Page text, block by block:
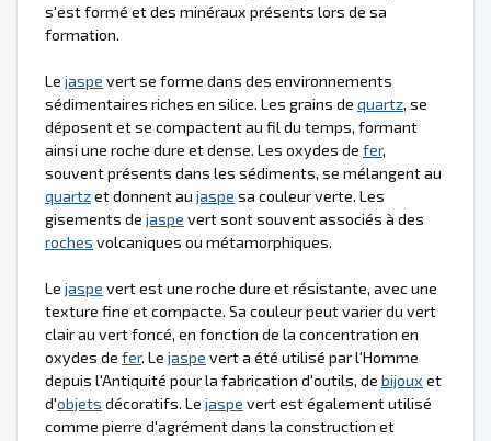
s'est formé et des minéraux présents lors de sa
formation.
Le jaspe vert se forme dans des environnements
sédimentaires riches en silice. Les grains de quartz, se
déposent et se compactent au fil du temps, formant
ainsi une roche dure et dense. Les oxydes de fer,
souvent présents dans les sédiments, se mélangent au
quartzet donnent au jaspe sa couleur verte. Les
gisements de jaspe vert sont souvent associés à des
roches volcaniques ou métamorphiques.
Le jaspe vert est une roche dure et résistante, avec une
texture fine et compacte. Sa couleur peut varier du vert
clair au vert foncé, en fonction de la concentration en
oxydes de fer. Le jaspe vert a été utilisé par l'Homme
depuis l'Antiquité pour la fabrication d'outils, de bijoux et
d'objets décoratifs. Le jaspe vert est également utilisé
comme pierre d'agrément dans la construction et